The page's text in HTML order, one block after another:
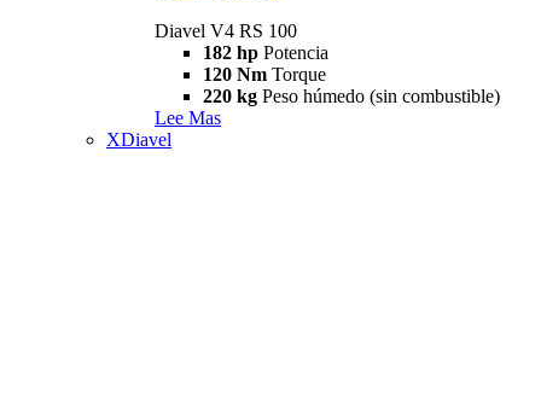
Diavel V4 RS 100
182 hp Potencia
120 Nm Torque
220 kg Peso húmedo (sin combustible)
Lee Mas
XDiavel